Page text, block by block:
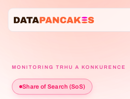
AI Spotlight
MONITORING TRHU A KONKURENCE
Share of Search (SoS)